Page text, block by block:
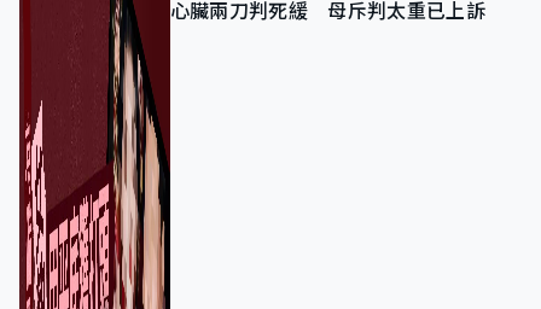
心臟兩刀判死緩 母斥判太重已上訴